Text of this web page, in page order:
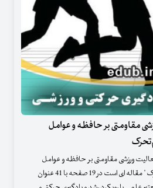
مقاومتی بر حافظه و عوامل
ورزشی مقاومتی بر حافظه و عوامل
نوروتروفیکی دانشجویان کم‌تحرک " مقاله ای است در 19 صفحه با 41 عنوان